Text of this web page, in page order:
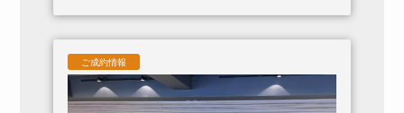
ーディスプレイ アダプティブヘッドラ
イトシステム 入庫しました。
ご成約情報